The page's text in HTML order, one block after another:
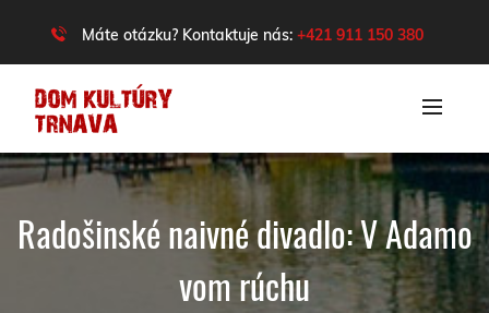
Máte otázku? Kontaktuje nás: +421 911 150 380
Radošinské naivné divadlo: V Adamo
vom rúchu